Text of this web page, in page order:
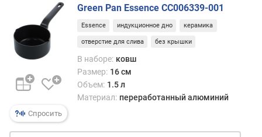
ж
е
й
о
с
Спросить
Green Pan Essence CC006339-001
Essence индукционное дно керамика
отверстие для слива без крышки
В наборе: ковш
Размер: 16 см
Объем: 1.5 л
Материал: переработанный алюминий